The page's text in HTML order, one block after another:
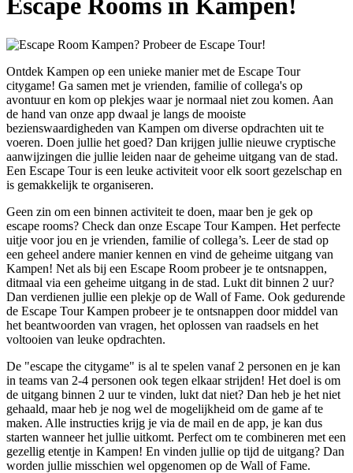
Escape Rooms in Kampen!
Ontdek Kampen op een unieke manier met de Escape Tour
citygame! Ga samen met je vrienden, familie of collega's op
avontuur en kom op plekjes waar je normaal niet zou komen. Aan
de hand van onze app dwaal je langs de mooiste
bezienswaardigheden van Kampen om diverse opdrachten uit te
voeren. Doen jullie het goed? Dan krijgen jullie nieuwe cryptische
aanwijzingen die jullie leiden naar de geheime uitgang van de stad.
Een Escape Tour is een leuke activiteit voor elk soort gezelschap en
is gemakkelijk te organiseren.
Geen zin om een binnen activiteit te doen, maar ben je gek op
escape rooms? Check dan onze Escape Tour Kampen. Het perfecte
uitje voor jou en je vrienden, familie of collega’s. Leer de stad op
een geheel andere manier kennen en vind de geheime uitgang van
Kampen! Net als bij een Escape Room probeer je te ontsnappen,
ditmaal via een geheime uitgang in de stad. Lukt dit binnen 2 uur?
Dan verdienen jullie een plekje op de Wall of Fame. Ook gedurende
de Escape Tour Kampen probeer je te ontsnappen door middel van
het beantwoorden van vragen, het oplossen van raadsels en het
voltooien van leuke opdrachten.
De "escape the citygame" is al te spelen vanaf 2 personen en je kan
in teams van 2-4 personen ook tegen elkaar strijden! Het doel is om
de uitgang binnen 2 uur te vinden, lukt dat niet? Dan heb je het niet
gehaald, maar heb je nog wel de mogelijkheid om de game af te
maken. Alle instructies krijg je via de mail en de app, je kan dus
starten wanneer het jullie uitkomt. Perfect om te combineren met een
gezellig etentje in Kampen! En vinden jullie op tijd de uitgang? Dan
worden jullie misschien wel opgenomen op de Wall of Fame.